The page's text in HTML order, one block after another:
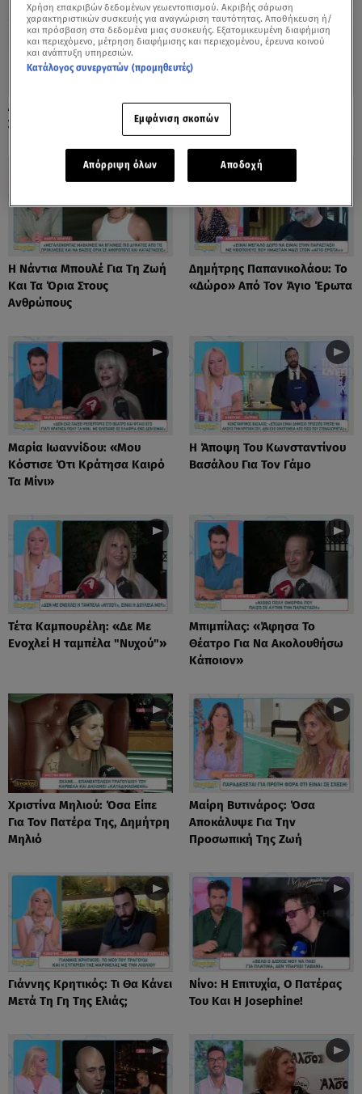
Λόλα Νταϊφά: Η Πιο Δύσκολη
Στιγμή Στην Καριέρα Της
Νόνη Δούνια: «Συνεχίζω Στο
Mega News»
Η Νάντια Μπουλέ Για Τη Ζωή
Και Τα Όρια Στους
Ανθρώπους
Δημήτρης Παπανικολάου: Το
«Δώρο» Από Τον Άγιο Έρωτα
Μαρία Ιωαννίδου: «Μου
Κόστισε Ότι Κράτησα Καιρό
Τα Μίνι»
Η Άποψη Του Κωνσταντίνου
Βασάλου Για Τον Γάμο
Τέτα Καμπουρέλη: «Δε Mε
Eνοχλεί H ταμπέλα "Νυχού"»
Μπιμπίλας: «Άφησα Το
Θέατρο Για Να Ακολουθήσω
Κάποιον»
Χριστίνα Μηλιού: Όσα Είπε
Για Τον Πατέρα Της, Δημήτρη
Μηλιό
Μαίρη Βυτινάρος: Όσα
Αποκάλυψε Για Την
Προσωπική Της Ζωή
Γιάννης Κρητικός: Τι Θα Κάνει
Μετά Τη Γη Της Ελιάς;
Νίνο: Η Επιτυχία, Ο Πατέρας
Του Και Η Josephine!
Χρήση επακριβών δεδομένων γεωεντοπισμού. Ακριβής σάρωση
χαρακτηριστικών συσκευής για αναγνώριση ταυτότητας. Αποθήκευση ή/
και πρόσβαση στα δεδομένα μιας συσκευής. Εξατομικευμένη διαφήμιση
και περιεχόμενο, μέτρηση διαφήμισης και περιεχομένου, έρευνα κοινού
και ανάπτυξη υπηρεσιών.
Κατάλογος συνεργατών (προμηθευτές)
Εμφάνιση σκοπών
Απόρριψη όλων Αποδοχή